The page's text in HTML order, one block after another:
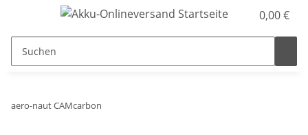
0,00 €
aero-naut CAMcarbon